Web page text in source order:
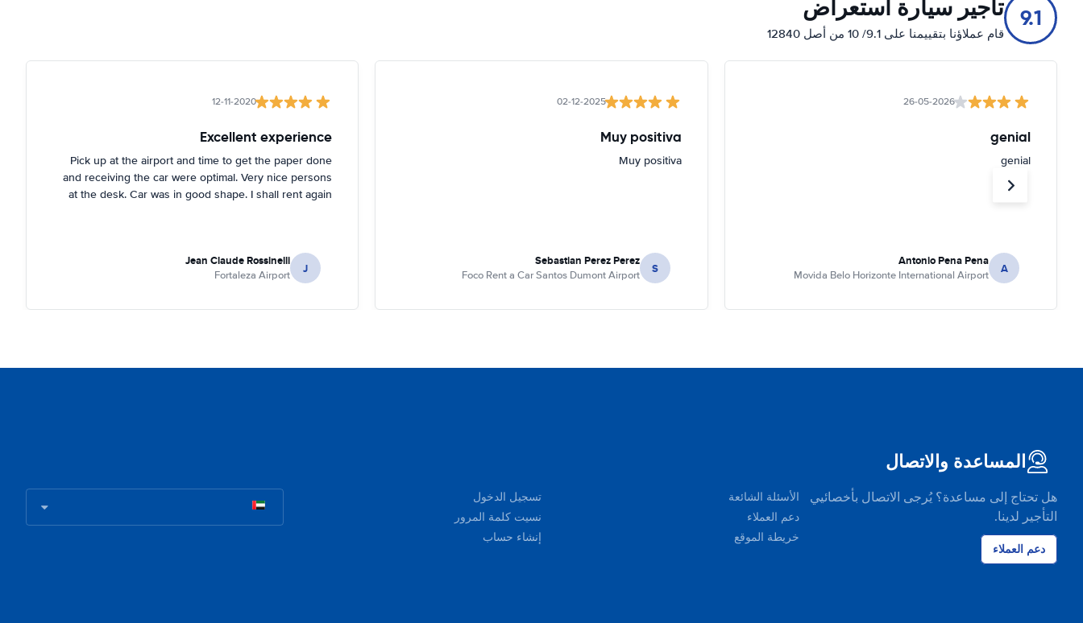
9.1 تأجير سيارة استعراض
قام عملاؤنا بتقييمنا على 9.1/ 10 من أصل 12840
26-05-2026
genial
genial
A
Antonio Pena Pena
Movida Belo Horizonte International Airport
02-12-2025
Muy positiva
Muy positiva
S
Sebastian Perez Perez
Foco Rent a Car Santos Dumont Airport
12-11-2020
Excellent experience
Pick up at the airport and time to get the paper done
and receiving the car were optimal. Very nice persons
at the desk. Car was in good shape. I shall rent again
J
Jean Claude Rossinelli
Fortaleza Airport
المساعدة والاتصال
هل تحتاج إلى مساعدة؟ يُرجى الاتصال بأخصائيي
التأجير لدينا.
دعم العملاء
الأسئلة الشائعة
دعم العملاء
خريطة الموقع
تسجيل الدخول
نسيت كلمة المرور
إنشاء حساب